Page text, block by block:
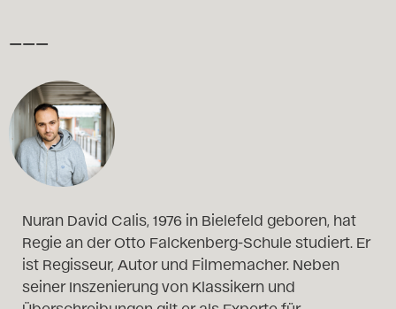
–––
Nuran David Calis, 1976 in Bielefeld geboren, hat
Regie an der Otto Falckenberg-Schule studiert. Er
ist Regisseur, Autor und Filmemacher. Neben
seiner Inszenierung von Klassikern und